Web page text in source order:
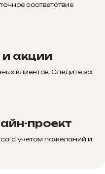
соответствие
акции
клиентов. Следите за
проект
с учетом пожеланий и